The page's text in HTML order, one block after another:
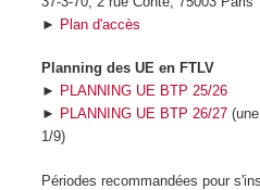
► Plan d'accès
Planning des UE en FTLV
► PLANNING UE BTP 25/26
► PLANNING UE BTP 26/27
1/9)
Périodes recommandées pour